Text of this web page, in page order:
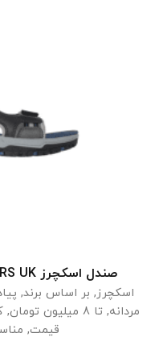
صندل اسکچرز Prewitt – Rigdon | SKECHERS UK
اسکچرز, بر اساس برند,
مردانه, تا 8 میلیون تومان ,
قیمت,